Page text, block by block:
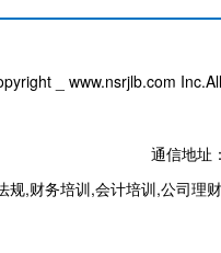
_ www.nsrjlb.com
通信地址
规,财务培训,会计培训,公司理